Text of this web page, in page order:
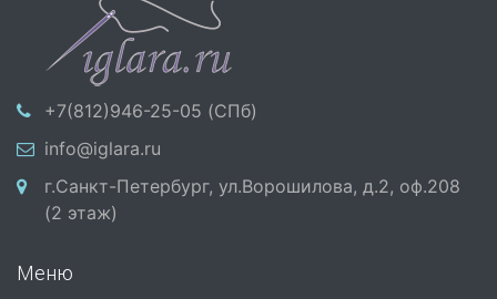
+7(812)946-25-05 (СПб)
info@iglara.ru
г.Санкт-Петербург, ул.Ворошилова, д.2, оф.208
(2 этаж)
Меню